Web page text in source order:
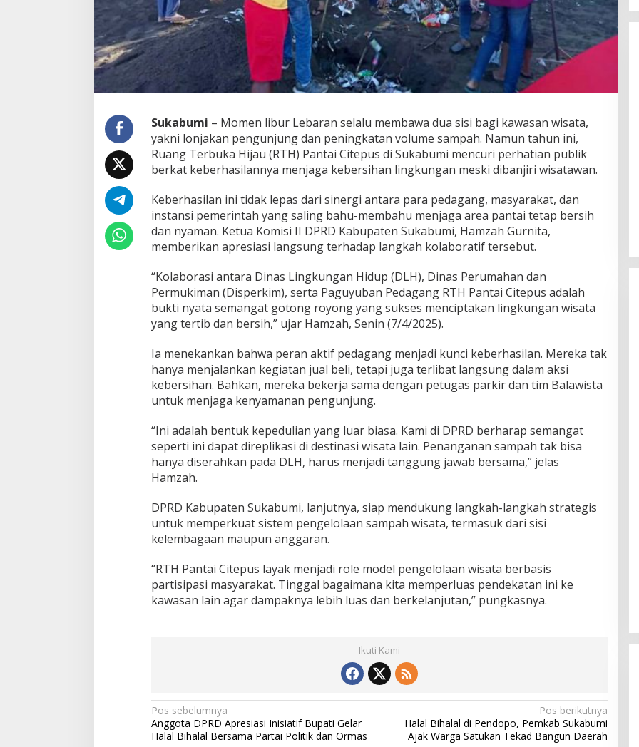
e
p
u
C
o
n
t
o
W
i
s
a
t
R
a
m
a
h
i
n
g
k
u
g
a
n
Sukabumi – Momen libur Lebaran selalu membawa dua sisi bagi kawasan wisata,
yakni lonjakan pengunjung dan peningkatan volume sampah. Namun tahun ini,
Ruang Terbuka Hijau (RTH) Pantai Citepus di Sukabumi mencuri perhatian publik
berkat keberhasilannya menjaga kebersihan lingkungan meski dibanjiri wisatawan.
Keberhasilan ini tidak lepas dari sinergi antara para pedagang, masyarakat, dan
instansi pemerintah yang saling bahu-membahu menjaga area pantai tetap bersih
dan nyaman. Ketua Komisi II DPRD Kabupaten Sukabumi, Hamzah Gurnita,
memberikan apresiasi langsung terhadap langkah kolaboratif tersebut.
“Kolaborasi antara Dinas Lingkungan Hidup (DLH), Dinas Perumahan dan
Permukiman (Disperkim), serta Paguyuban Pedagang RTH Pantai Citepus adalah
bukti nyata semangat gotong royong yang sukses menciptakan lingkungan wisata
yang tertib dan bersih,” ujar Hamzah, Senin (7/4/2025).
Ia menekankan bahwa peran aktif pedagang menjadi kunci keberhasilan. Mereka tak
hanya menjalankan kegiatan jual beli, tetapi juga terlibat langsung dalam aksi
kebersihan. Bahkan, mereka bekerja sama dengan petugas parkir dan tim Balawista
untuk menjaga kenyamanan pengunjung.
“Ini adalah bentuk kepedulian yang luar biasa. Kami di DPRD berharap semangat
seperti ini dapat direplikasi di destinasi wisata lain. Penanganan sampah tak bisa
hanya diserahkan pada DLH, harus menjadi tanggung jawab bersama,” jelas
Hamzah.
DPRD Kabupaten Sukabumi, lanjutnya, siap mendukung langkah-langkah strategis
untuk memperkuat sistem pengelolaan sampah wisata, termasuk dari sisi
kelembagaan maupun anggaran.
“RTH Pantai Citepus layak menjadi role model pengelolaan wisata berbasis
partisipasi masyarakat. Tinggal bagaimana kita memperluas pendekatan ini ke
kawasan lain agar dampaknya lebih luas dan berkelanjutan,” pungkasnya.
Ikuti Kami
N
a
Pos sebelumnya
Anggota DPRD Apresiasi Inisiatif Bupati Gelar
Halal Bihalal Bersama Partai Politik dan Ormas
Pos berikutnya
Halal Bihalal di Pendopo, Pemkab Sukabumi
Ajak Warga Satukan Tekad Bangun Daerah